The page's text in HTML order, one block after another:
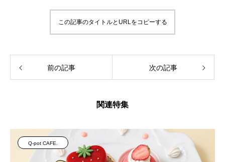
この記事のタイトルとURLをコピーする
前の記事 次の記事
関連特集
Q-pot CAFE.